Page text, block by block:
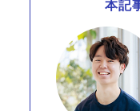
本記